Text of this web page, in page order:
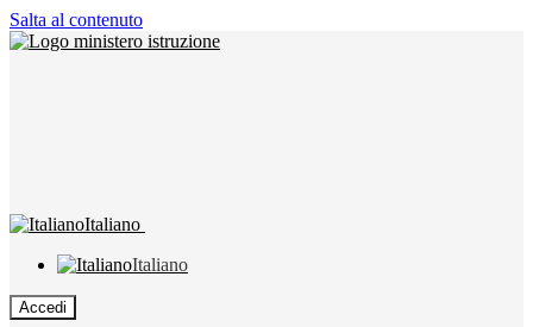
Salta al contenuto
Italiano
Italiano
Accedi